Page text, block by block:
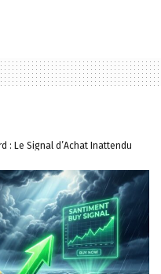
: Le Signal d’Achat Inattendu